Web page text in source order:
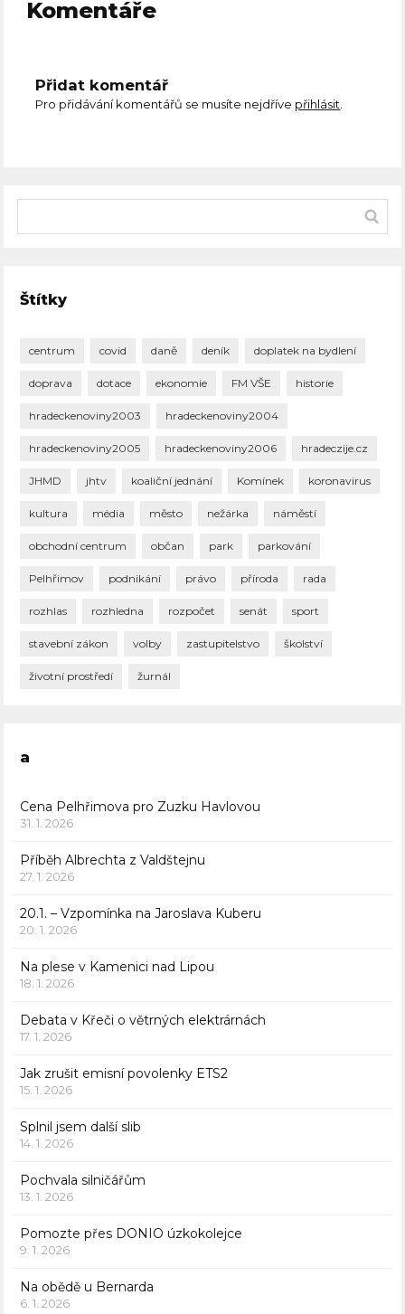
Komentáře
Přidat komentář
Pro přidávání komentářů se musíte nejdříve přihlásit
Štítky
centrum covid daně deník doplatek na bydlení
doprava dotace ekonomie FM VŠE historie
hradeckenoviny2003 hradeckenoviny2004
hradeckenoviny2005 hradeckenoviny2006 hradeczije.cz
JHMD jhtv koaliční jednání Komínek koronavirus
kultura média město nežárka náměstí
obchodní centrum občan park parkování
Pelhřimov podnikání právo příroda rada
rozhlas rozhledna rozpočet senát sport
stavební zákon volby zastupitelstvo školství
životní prostředí žurnál
a
Cena Pelhřimova pro Zuzku Havlovou
31. 1. 2026
Příběh Albrechta z Valdštejnu
27. 1. 2026
20.1. – Vzpomínka na Jaroslava Kuberu
20. 1. 2026
Na plese v Kamenici nad Lipou
18. 1. 2026
Debata v Křeči o větrných elektrárnách
17. 1. 2026
Jak zrušit emisní povolenky ETS2
15. 1. 2026
Splnil jsem další slib
14. 1. 2026
Pochvala silničářům
13. 1. 2026
Pomozte přes DONIO úzkokolejce
9. 1. 2026
Na obědě u Bernarda
6. 1. 2026